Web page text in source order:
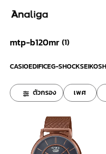
mtp-b120mr (1)
CASIOEDIFICEG-SHOCKSEIKO
ตัวกรอง เพศ